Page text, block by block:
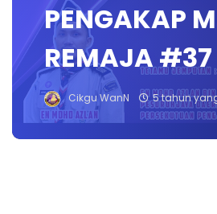
PENGAKAP
REMAJA #37
Cikgu WanN 5 tahun